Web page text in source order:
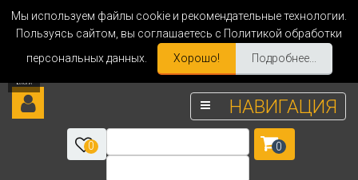
Мы используем файлы cookie и рекомендательные технологии.
Пользуясь сайтом, вы соглашаетесь с Политикой обработки
персональных данных.
Хорошо! Подробнее...
НАВИГАЦИЯ
0 0